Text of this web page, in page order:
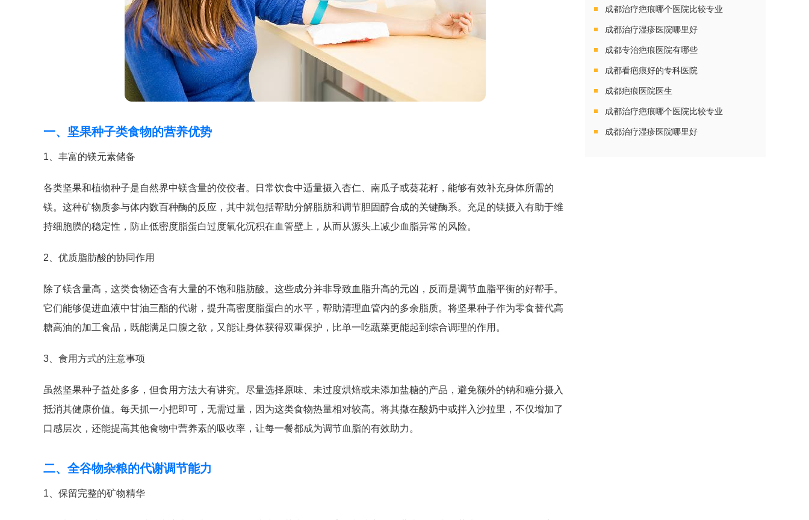
一、坚果种子类食物的营养优势
1、丰富的镁元素储备
各类坚果和植物种子是自然界中镁含量的佼佼者。日常饮食中适量摄入杏仁、南瓜子或葵花籽，能够有效补充身体所需的
镁。这种矿物质参与体内数百种酶的反应，其中就包括帮助分解脂肪和调节胆固醇合成的关键酶系。充足的镁摄入有助于维
持细胞膜的稳定性，防止低密度脂蛋白过度氧化沉积在血管壁上，从而从源头上减少血脂异常的风险。
2、优质脂肪酸的协同作用
除了镁含量高，这类食物还含有大量的不饱和脂肪酸。这些成分并非导致血脂升高的元凶，反而是调节血脂平衡的好帮手。
它们能够促进血液中甘油三酯的代谢，提升高密度脂蛋白的水平，帮助清理血管内的多余脂质。将坚果种子作为零食替代高
糖高油的加工食品，既能满足口腹之欲，又能让身体获得双重保护，比单一吃蔬菜更能起到综合调理的作用。
3、食用方式的注意事项
虽然坚果种子益处多多，但食用方法大有讲究。尽量选择原味、未过度烘焙或未添加盐糖的产品，避免额外的钠和糖分摄入
抵消其健康价值。每天抓一小把即可，无需过量，因为这类食物热量相对较高。将其撒在酸奶中或拌入沙拉里，不仅增加了
口感层次，还能提高其他食物中营养素的吸收率，让每一餐都成为调节血脂的有效助力。
二、全谷物杂粮的代谢调节能力
1、保留完整的矿物精华
成都治疗疤痕哪个医院比较专业
成都治疗湿疹医院哪里好
成都专治疤痕医院有哪些
成都看疤痕好的专科医院
成都疤痕医院医生
成都治疗疤痕哪个医院比较专业
成都治疗湿疹医院哪里好